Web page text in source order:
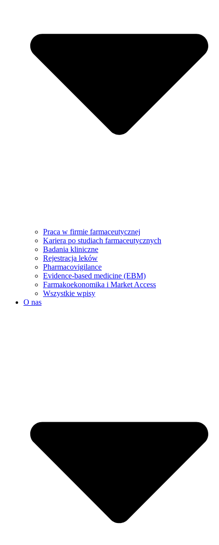
Praca w firmie farmaceutycznej
Kariera po studiach farmaceutycznych
Badania kliniczne
Rejestracja leków
Pharmacovigilance
Evidence-based medicine (EBM)
Farmakoekonomika i Market Access
Wszystkie wpisy
O nas